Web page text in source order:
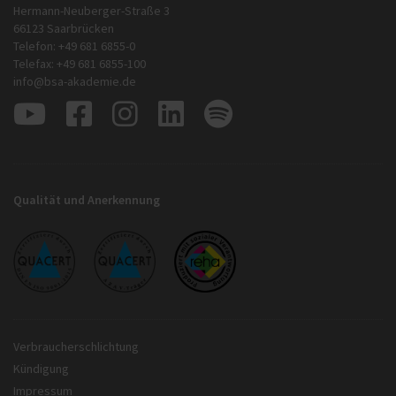
Hermann-Neuberger-Straße 3
66123 Saarbrücken
Telefon: +49 681 6855-0
Telefax: +49 681 6855-100
info@bsa-akademie.de
Qualität und Anerkennung
Verbraucherschlichtung
Kündigung
Impressum